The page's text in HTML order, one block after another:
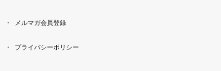
メルマガ会員登録
プライバシーポリシー